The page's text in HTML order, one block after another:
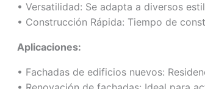
• Versatilidad: Se adapta a diversos
• Construcción Rápida: Tiempo de
Aplicaciones:
• Fachadas de edificios nuevos: